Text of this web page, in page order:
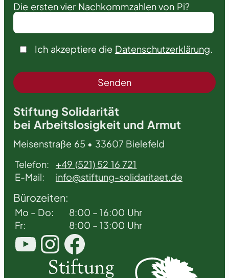
Die ersten vier Nachkommzahlen von Pi?
Ich akzeptiere die Datenschutzerklärung
Stiftung Solidarität
bei Arbeitslosigkeit und Armut
Meisenstraße 65 • 33607 Bielefeld
Telefon:
+49 (521) 52 16 721
E-Mail:
info@stiftung-solidaritaet.de
Bürozeiten:
Mo – Do:
8:00 – 16:00 Uhr
Fr:
8:00 – 13:00 Uhr
YouTube InstagramFacebook